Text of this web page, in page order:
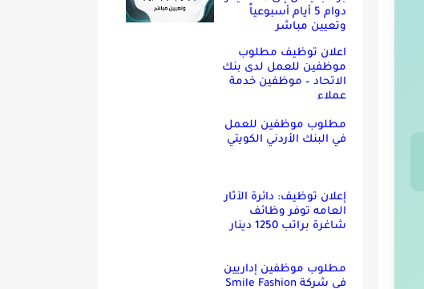
دوام 5 أيام أسبوعياً
وتعيين مباشر
اعلان توظيف مطلوب
موظفين للعمل لدى بنك
الاتحاد – موظفين خدمة
عملاء
مطلوب موظفين للعمل
في البنك الأردني الكويتي
إعلان توظيف: دائرة الآثار
العامه توفر وظائف
شاغرة براتب 1250 دينار
مطلوب موظفين إداريين
في شركة Smile Fashion